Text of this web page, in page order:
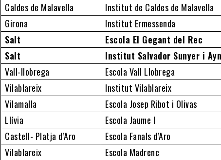
Caldes de Malavella
Institut de Caldes de Malavella
Girona
Institut Ermessenda
Salt
Escola El Gegant del Rec
Salt
Institut Salvador Sunyer i
Vall-llobrega
Escola Vall Llobrega
Vilablareix
Institut Vilablareix
Vilamalla
Escola Josep Ribot i Olivas
Llívia
Escola Jaume I
Castell- Platja d’Aro
Escola Fanals d’Aro
Vilablareix
Escola Madrenc